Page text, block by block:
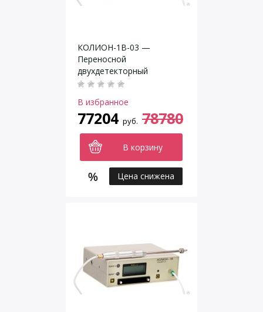
КОЛИОН-1В-03 —
Переносной
двухдетекторный
газоанализатор
В избранное
77204 руб. 78780
В корзину
Цена снижена